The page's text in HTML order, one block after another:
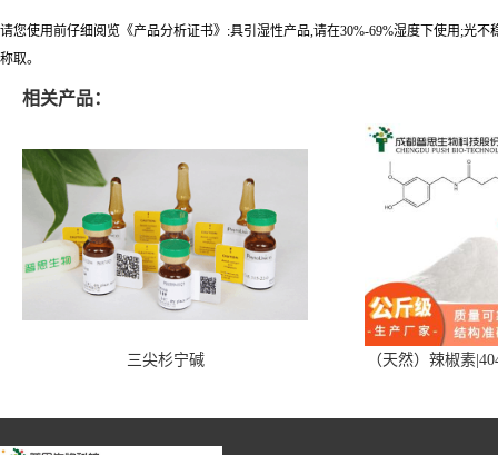
请您使用前仔细阅览《产品分析证书》:具引湿性产品,请在30%-69%湿度下使用;光
称取。
相关产品：
三尖杉宁碱 （天然）辣椒素